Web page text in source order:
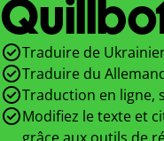
Traduire de
Traduire du
Traduction en ligne,
Modifiez le texte et